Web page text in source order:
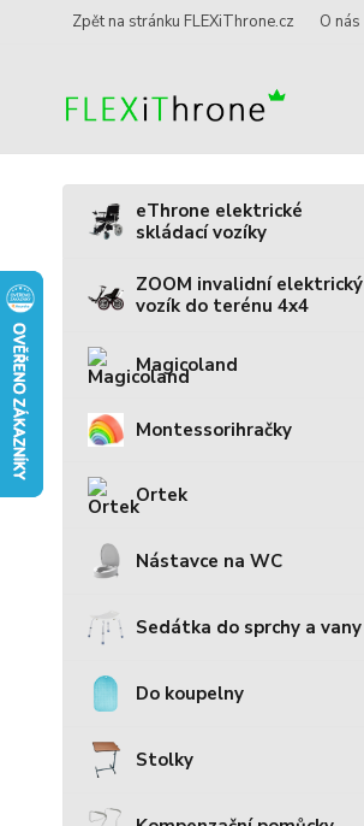
Zpět na stránku FLEXiThrone.cz O nás
eThrone elektrické
skládací vozíky
ZOOM invalidní elektrický
vozík do terénu 4x4
Magicoland
Montessorihračky
Ortek
Nástavce na WC
Sedátka do sprchy a vany
Do koupelny
Stolky